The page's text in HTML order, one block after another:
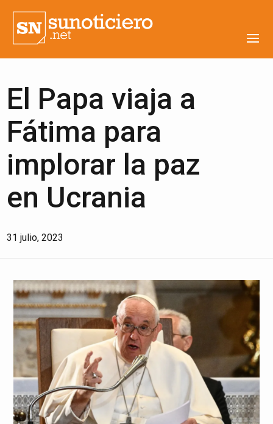
El Papa viaja a
Fátima para
implorar la paz
en Ucrania
31 julio, 2023